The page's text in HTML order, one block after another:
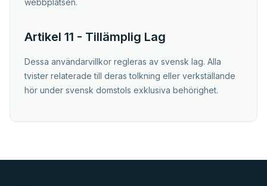
webbplatsen.
Artikel 11 - Tillämplig Lag
Dessa användarvillkor regleras av svensk lag. Alla
tvister relaterade till deras tolkning eller verkställande
hör under svensk domstols exklusiva behörighet.